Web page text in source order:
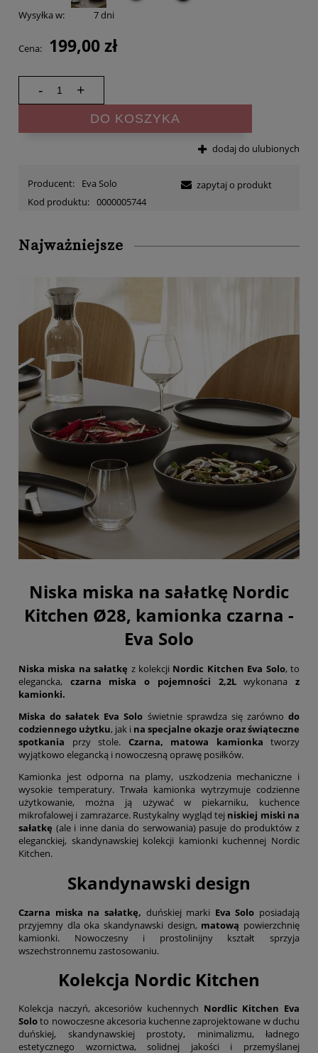
Wysyłka w: 7 dni
Cena: 199,00 zł
- +
DO KOSZYKA
dodaj do ulubionych
Producent:
Eva Solo
Kod produktu: 0000005744
zapytaj o produkt
Najważniejsze
Niska miska na sałatkę Nordic
Kitchen Ø28, kamionka czarna -
Eva Solo
Niska miska na sałatkę z kolekcji Nordic Kitchen Eva Solo, to
elegancka, czarna miska o pojemności 2,2Lwykonanaz
kamionki.
Miska do sałatek Eva Solo świetnie sprawdza się zarówno do
codziennego użytku, jak i na specjalne okazje oraz świąteczne
spotkania przy stole. Czarna, matowa kamionka tworzy
wyjątkowo elegancką i nowoczesną oprawę posiłków.
Kamionka jest odporna na plamy, uszkodzenia mechaniczne i
wysokie temperatury. Trwała kamionka wytrzymuje codzienne
użytkowanie, można ją używać w piekarniku, kuchence
mikrofalowej i zamrażarce. Rustykalny wygląd tej niskiej miski na
sałatkę (ale i inne dania do serwowania) pasuje do produktów z
eleganckiej, skandynawskiej kolekcji kamionki kuchennej Nordic
Kitchen.
Skandynawski design
Czarna miska na sałatkę, duńskiej marki Eva Solo posiadają
przyjemny dla oka skandynawski design, matową powierzchnię
kamionki. Nowoczesny i prostolinijny kształt sprzyja
wszechstronnemu zastosowaniu.
Kolekcja Nordic Kitchen
Kolekcja naczyń, akcesoriów kuchennych Nordlic Kitchen Eva
Soloto nowoczesne akcesoria kuchenne zaprojektowane w duchu
duńskiej, skandynawskiej prostoty, minimalizmu, ładnego
estetycznego wzornictwa, solidnej jakości i przemyślanej